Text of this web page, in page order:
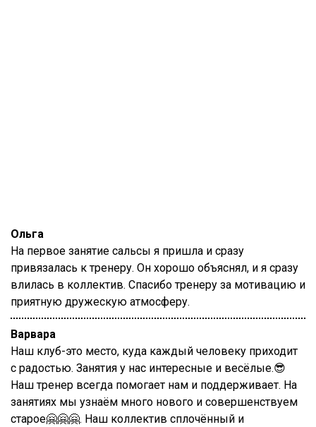
Ольга
На первое занятие сальсы я пришла и сразу
привязалась к тренеру. Он хорошо объяснял, и я сразу
влилась в коллектив. Спасибо тренеру за мотивацию и
приятную дружескую атмосферу.
Варвара
Наш клуб-это место, куда каждый человеку приходит
с радостью. Занятия у нас интересные и весёлые.😎
Наш тренер всегда помогает нам и поддерживает. На
занятиях мы узнаём много нового и совершенствуем
старое🤗🤗🤗. Наш коллектив сплочённый и